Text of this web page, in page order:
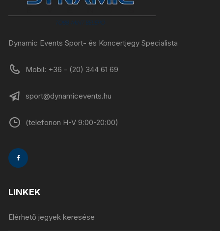
Dynamic Events Sport- és Koncertjegy Specialista
Mobil: +36 - (20) 344 61 69
sport@dynamicevents.hu
(telefonon H-V 9:00-20:00)
LINKEK
Elérhető jegyek keresése